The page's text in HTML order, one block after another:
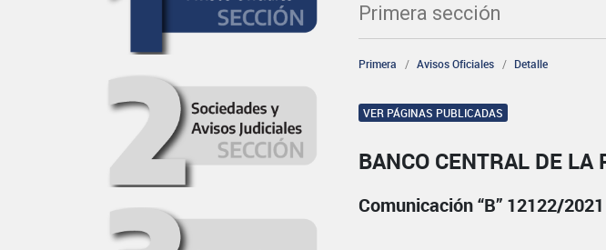
Primera sección
Primera Avisos Oficiales Detalle
VER PÁGINAS PUBLICADAS
BANCO CENTRAL DE
Comunicación “B” 12122/2021